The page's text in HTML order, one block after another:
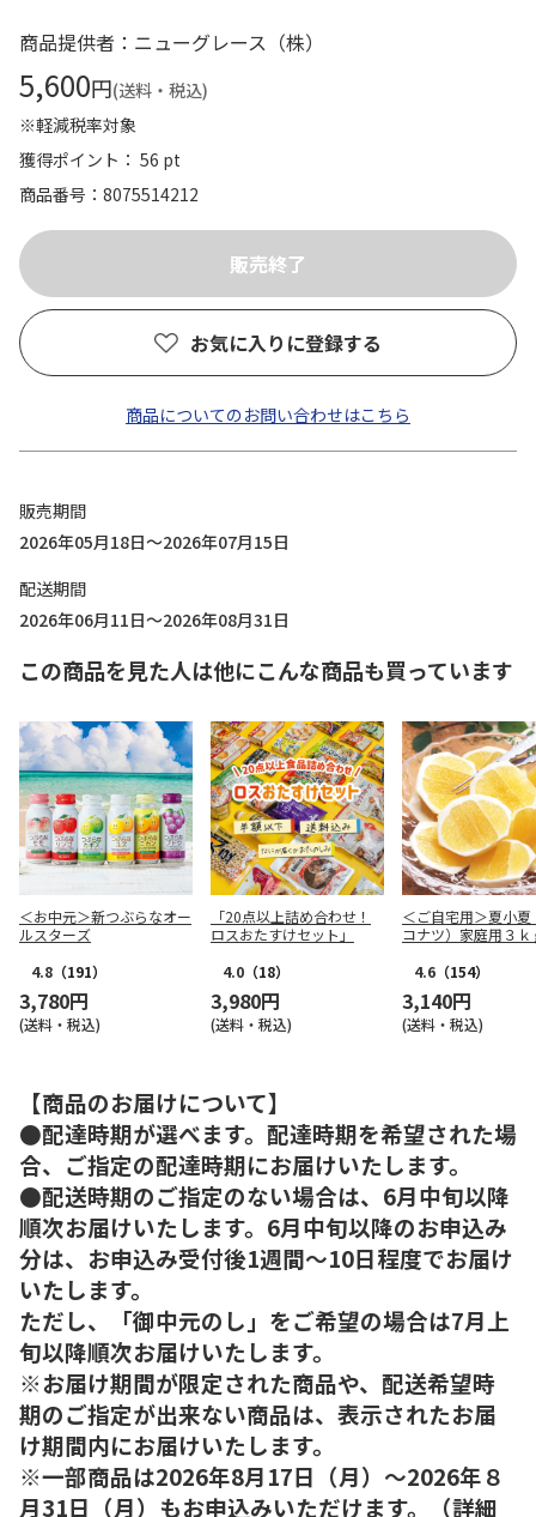
商品提供者：ニューグレース（株）
5,600円(送料・税込)
※軽減税率対象
獲得ポイント： 56 pt
商品番号
8075514212
お気に入りに登録する
商品についてのお問い合わせはこちら
販売期間
2026年05月18日～2026年07月15日
配送期間
2026年06月11日～2026年08月31日
この商品を見た人は他にこんな商品も買っています
＜お中元＞新つぶらなオー
ルスターズ
4.8 （191）
3,780円
(送料・税込)
「20点以上詰め合わせ！
ロスおたすけセット」
4.0 （18）
3,980円
(送料・税込)
＜ご自宅用＞夏小夏
コナツ）家庭用３ｋ
4.6 （154）
3,140円
(送料・税込)
【商品のお届けについて】
●配達時期が選べます。配達時期を希望された場
合、ご指定の配達時期にお届けいたします。
●配送時期のご指定のない場合は、6月中旬以降
順次お届けいたします。6月中旬以降のお申込み
分は、お申込み受付後1週間～10日程度でお届け
いたします。
ただし、「御中元のし」をご希望の場合は7月上
旬以降順次お届けいたします。
※お届け期間が限定された商品や、配送希望時
期のご指定が出来ない商品は、表示されたお届
け期間内にお届けいたします。
※一部商品は2026年8月17日（月）～2026年８
月31日（月）もお申込みいただけます。（詳細